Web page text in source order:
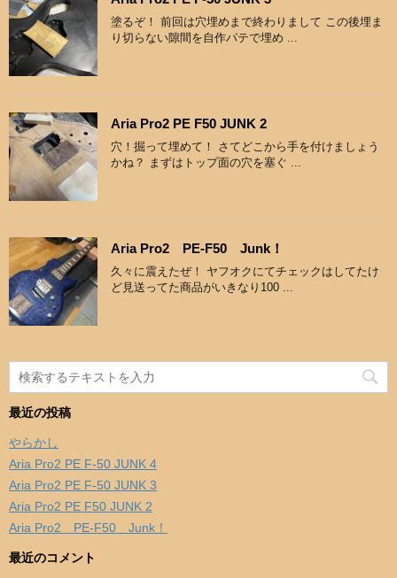
塗るぞ！ 前回は穴埋めまで終わりまして この後埋ま
り切らない隙間を自作パテで埋め ...
Aria Pro2 PE F50 JUNK 2
穴！掘って埋めて！ さてどこから手を付けましょう
かね？ まずはトップ面の穴を塞ぐ ...
Aria Pro2 PE-F50 Junk！
久々に震えたぜ！ ヤフオクにてチェックはしてたけ
ど見送ってた商品がいきなり100 ...
最近の投稿
やらかし
Aria Pro2 PE F-50 JUNK 4
Aria Pro2 PE F-50 JUNK 3
Aria Pro2 PE F50 JUNK 2
Aria Pro2 PE-F50 Junk！
最近のコメント